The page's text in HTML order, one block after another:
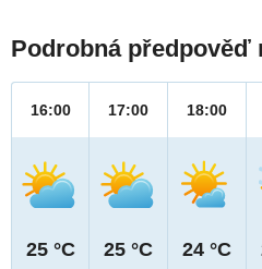
Podrobná předpověď
16:00
25 °C
17:00
25 °C
18:00
24 °C